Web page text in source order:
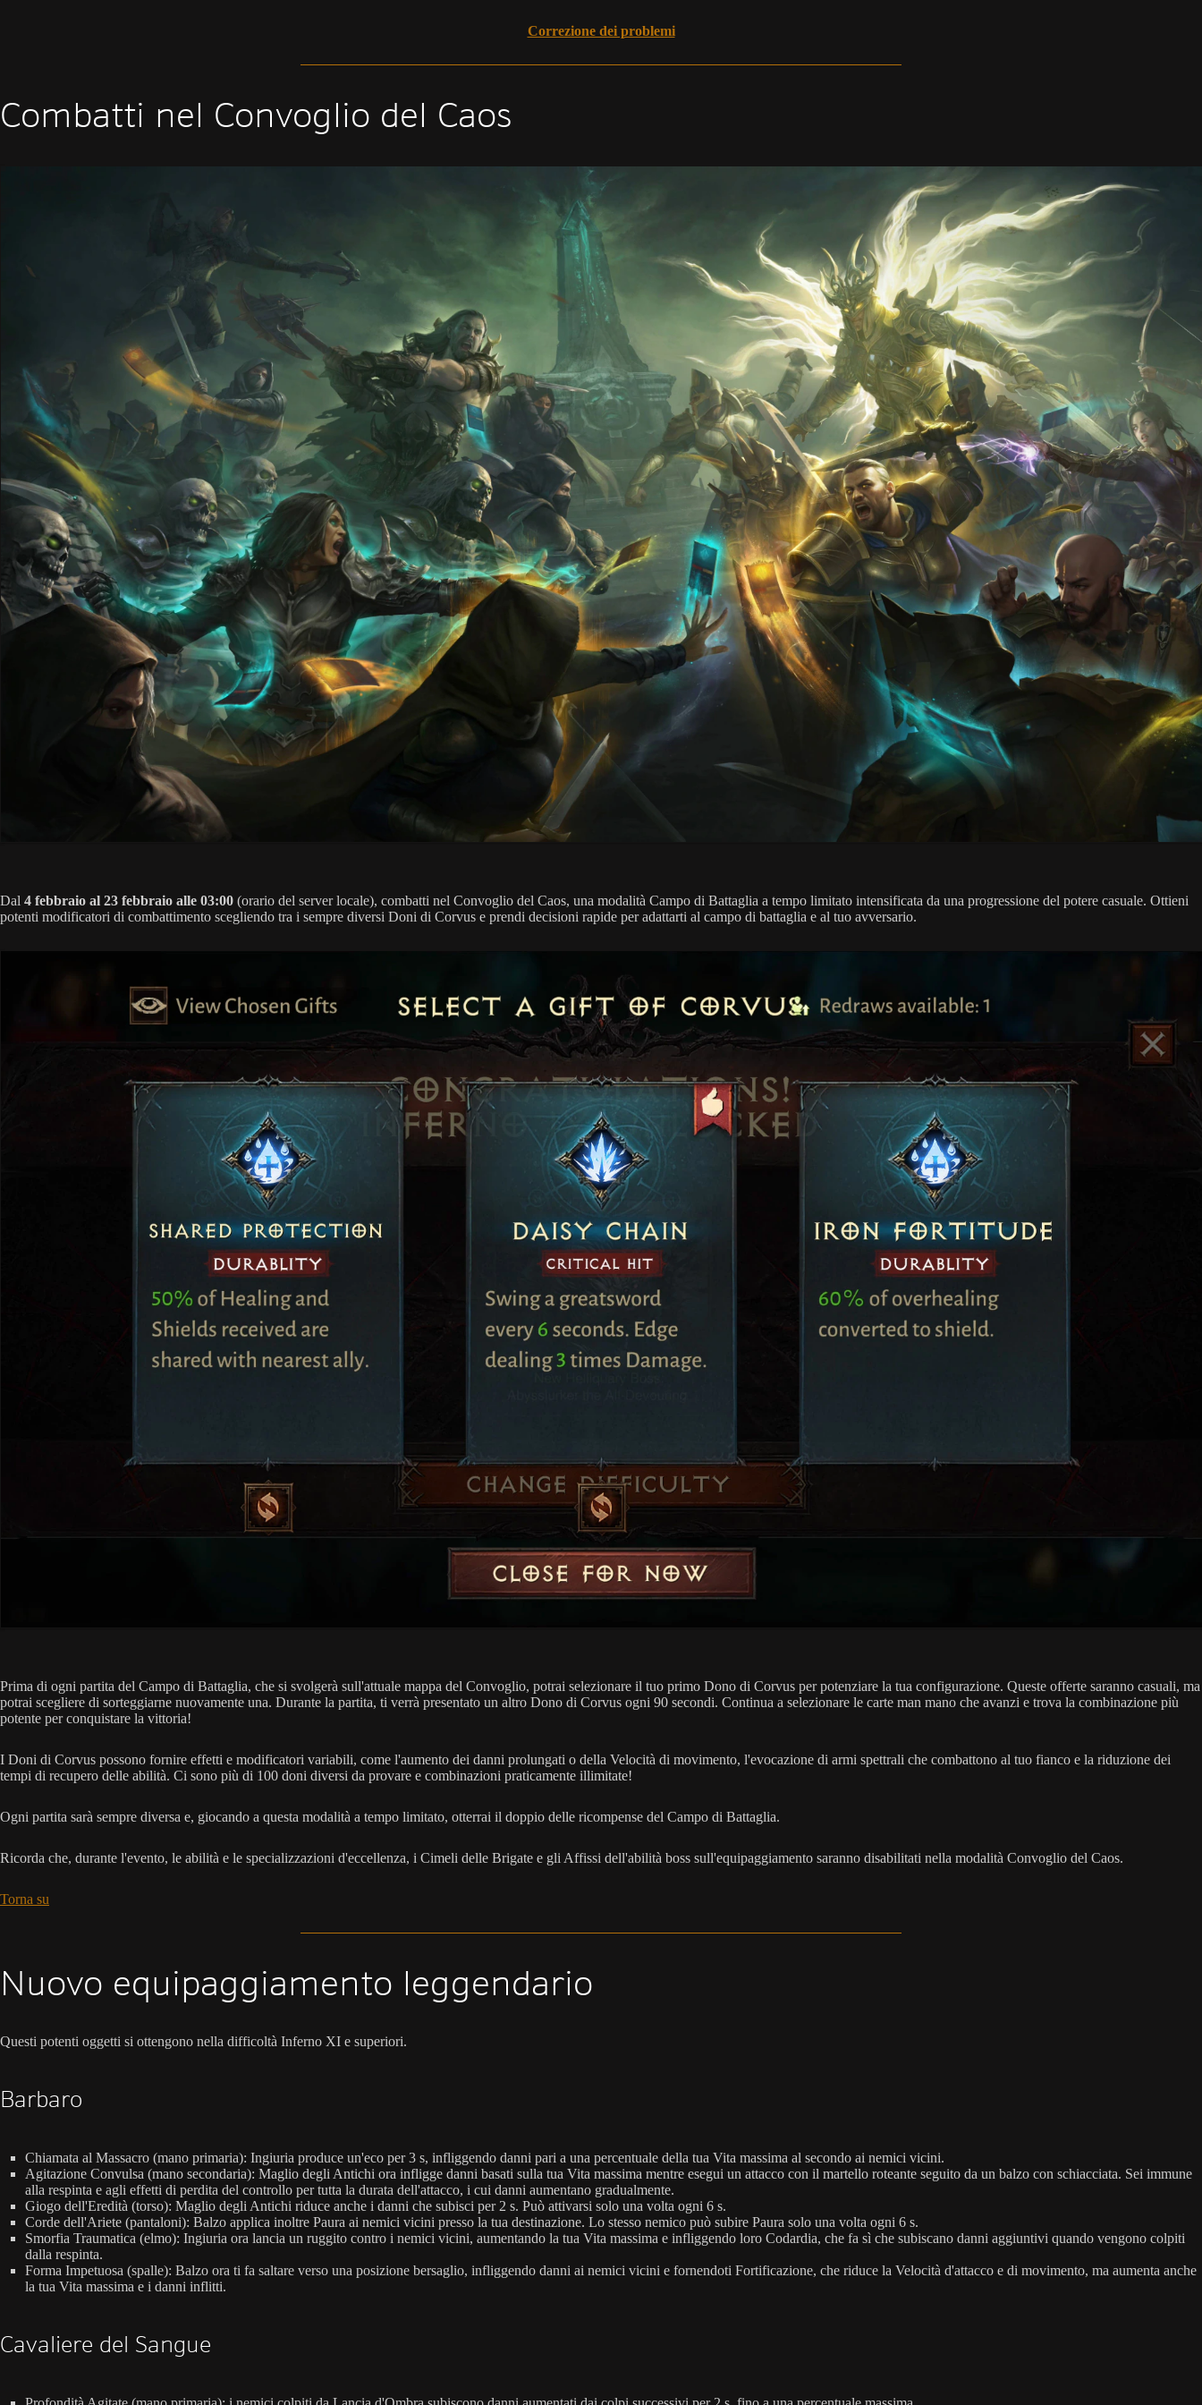
Correzione dei problemi
Combatti nel Convoglio del Caos
Dal 4 febbraio al 23 febbraio alle 03:00 (orario del server locale), combatti nel Convoglio del Caos, una modalità Campo di Battaglia a tempo limitato intensificata da una progressione del potere casuale. Ottieni
potenti modificatori di combattimento scegliendo tra i sempre diversi Doni di Corvus e prendi decisioni rapide per adattarti al campo di battaglia e al tuo avversario.
Prima di ogni partita del Campo di Battaglia, che si svolgerà sull'attuale mappa del Convoglio, potrai selezionare il tuo primo Dono di Corvus per potenziare la tua configurazione. Queste offerte saranno casuali, ma
potrai scegliere di sorteggiarne nuovamente una. Durante la partita, ti verrà presentato un altro Dono di Corvus ogni 90 secondi. Continua a selezionare le carte man mano che avanzi e trova la combinazione più
potente per conquistare la vittoria!
I Doni di Corvus possono fornire effetti e modificatori variabili, come l'aumento dei danni prolungati o della Velocità di movimento, l'evocazione di armi spettrali che combattono al tuo fianco e la riduzione dei
tempi di recupero delle abilità. Ci sono più di 100 doni diversi da provare e combinazioni praticamente illimitate!
Ogni partita sarà sempre diversa e, giocando a questa modalità a tempo limitato, otterrai il doppio delle ricompense del Campo di Battaglia.
Ricorda che, durante l'evento, le abilità e le specializzazioni d'eccellenza, i Cimeli delle Brigate e gli Affissi dell'abilità boss sull'equipaggiamento saranno disabilitati nella modalità Convoglio del Caos.
Torna su
Nuovo equipaggiamento leggendario
Questi potenti oggetti si ottengono nella difficoltà Inferno XI e superiori.
Barbaro
Chiamata al Massacro (mano primaria): Ingiuria produce un'eco per 3 s, infliggendo danni pari a una percentuale della tua Vita massima al secondo ai nemici vicini.
Agitazione Convulsa (mano secondaria): Maglio degli Antichi ora infligge danni basati sulla tua Vita massima mentre esegui un attacco con il martello roteante seguito da un balzo con schiacciata. Sei immune
alla respinta e agli effetti di perdita del controllo per tutta la durata dell'attacco, i cui danni aumentano gradualmente.
Giogo dell'Eredità (torso): Maglio degli Antichi riduce anche i danni che subisci per 2 s. Può attivarsi solo una volta ogni 6 s.
Corde dell'Ariete (pantaloni): Balzo applica inoltre Paura ai nemici vicini presso la tua destinazione. Lo stesso nemico può subire Paura solo una volta ogni 6 s.
Smorfia Traumatica (elmo): Ingiuria ora lancia un ruggito contro i nemici vicini, aumentando la tua Vita massima e infliggendo loro Codardia, che fa sì che subiscano danni aggiuntivi quando vengono colpiti
dalla respinta.
Forma Impetuosa (spalle): Balzo ora ti fa saltare verso una posizione bersaglio, infliggendo danni ai nemici vicini e fornendoti Fortificazione, che riduce la Velocità d'attacco e di movimento, ma aumenta anche
la tua Vita massima e i danni inflitti.
Cavaliere del Sangue